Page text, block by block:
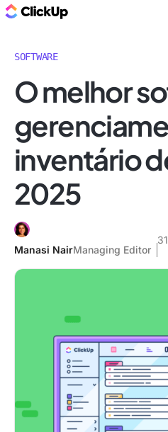
SOFTWARE
O melhor
inventário
2025
Manasi NairManaging Editor